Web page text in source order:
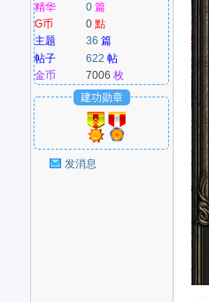
爱
精华
0 篇
G币
0點
主题
36 篇
帖子
622 帖
金币
7006枚
建功勋章
发消息